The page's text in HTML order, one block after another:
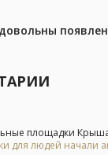
площадки
для людей начали